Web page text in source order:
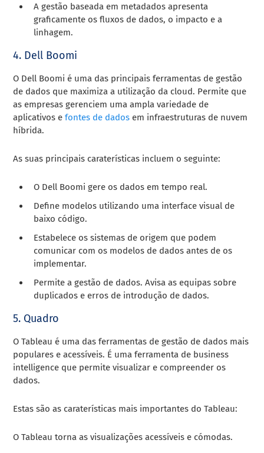
A gestão baseada em metadados apresenta
graficamente os fluxos de dados, o impacto e a
linhagem.
4. Dell Boomi
O Dell Boomi é uma das principais ferramentas de gestão
de dados que maximiza a utilização da cloud. Permite que
as empresas gerenciem uma ampla variedade de
aplicativos efontes de dados em infraestruturas de nuvem
híbrida.
As suas principais caraterísticas incluem o seguinte:
O Dell Boomi gere os dados em tempo real.
Define modelos utilizando uma interface visual de
baixo código.
Estabelece os sistemas de origem que podem
comunicar com os modelos de dados antes de os
implementar.
Permite a gestão de dados. Avisa as equipas sobre
duplicados e erros de introdução de dados.
5. Quadro
O Tableau é uma das ferramentas de gestão de dados mais
populares e acessíveis. É uma ferramenta de business
intelligence que permite visualizar e compreender os
dados.
Estas são as caraterísticas mais importantes do Tableau:
O Tableau torna as visualizações acessíveis e cómodas.